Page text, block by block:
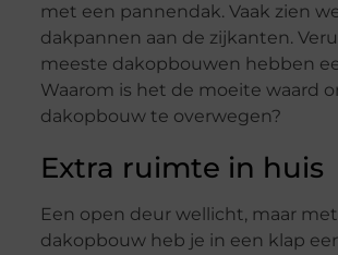
met een pannendak. Vaak zien
dakpannen aan de zijkanten.
meeste dakopbouwen hebben
Waarom is het de moeite waard
dakopbouw te overwegen?
Extra ruimte in huis
Een open deur wellicht, maar
dakopbouw heb je in een klap